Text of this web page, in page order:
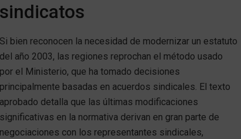
sindicatos
Si bien reconocen la necesidad de modernizar un estatuto
del año 2003, las regiones reprochan el método usado
por el Ministerio, que ha tomado decisiones
principalmente basadas en acuerdos sindicales. El texto
aprobado detalla que las últimas modificaciones
significativas en la normativa derivan en gran parte de
negociaciones con los representantes sindicales,